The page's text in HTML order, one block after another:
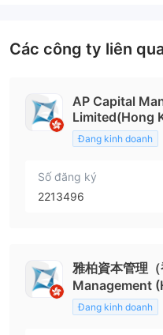
Các công ty liên
AP Capital
Limited(Hong
Đang kinh doanh
Số đăng ký
2213496
雅柏資本管理
Management
Kong)
Đang kinh doanh